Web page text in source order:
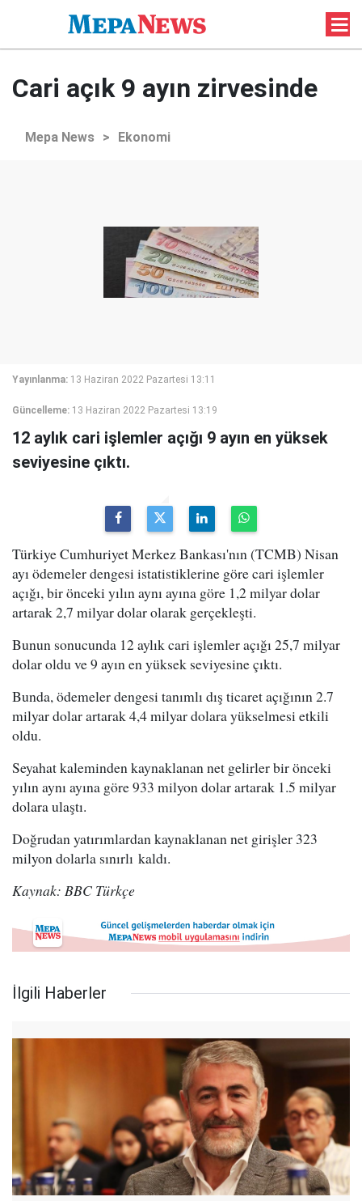
Cari açık 9 ayın zirvesinde
Mepa News > Ekonomi
Yayınlanma: 13 Haziran 2022 Pazartesi 13:11
Güncelleme: 13 Haziran 2022 Pazartesi 13:19
12 aylık cari işlemler açığı 9 ayın en yüksek
seviyesine çıktı.
Türkiye Cumhuriyet Merkez Bankası'nın (TCMB) Nisan
ayı ödemeler dengesi istatistiklerine göre cari işlemler
açığı, bir önceki yılın aynı ayına göre 1,2 milyar dolar
artarak 2,7 milyar dolar olarak gerçekleşti.
Bunun sonucunda 12 aylık cari işlemler açığı 25,7 milyar
dolar oldu ve 9 ayın en yüksek seviyesine çıktı.
Bunda, ödemeler dengesi tanımlı dış ticaret açığının 2.7
milyar dolar artarak 4,4 milyar dolara yükselmesi etkili
oldu.
Seyahat kaleminden kaynaklanan net gelirler bir önceki
yılın aynı ayına göre 933 milyon dolar artarak 1.5 milyar
dolara ulaştı.
Doğrudan yatırımlardan kaynaklanan net girişler 323
milyon dolarla sınırlı kaldı.
Kaynak: BBC Türkçe
İlgili Haberler